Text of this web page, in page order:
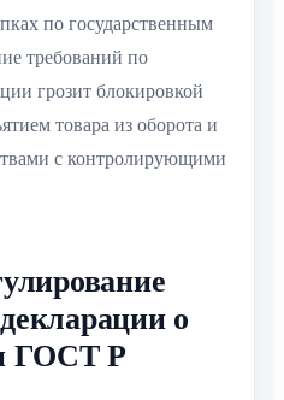
по государственным
требований по
грозит блокировкой
товара из оборота и
с контролирующими
о
ГОСТ Р